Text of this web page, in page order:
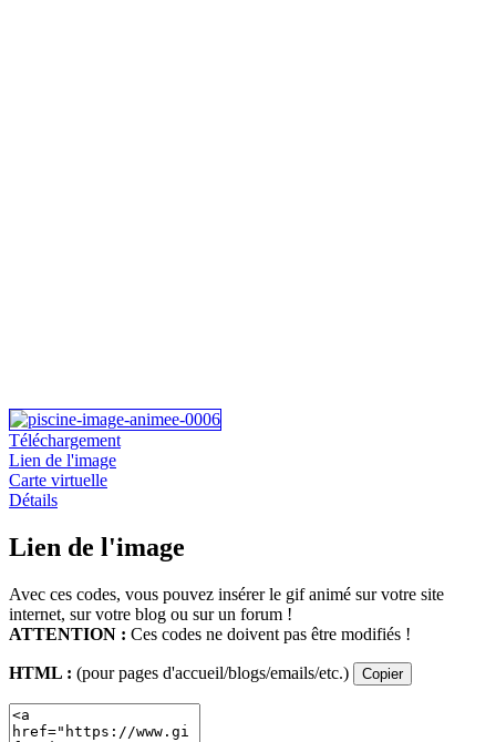
Téléchargement
Lien de l'image
Carte virtuelle
Détails
Lien de l'image
Avec ces codes, vous pouvez insérer le gif animé sur votre site
internet, sur votre blog ou sur un forum !
ATTENTION : Ces codes ne doivent pas être modifiés !
HTML : (pour pages d'accueil/blogs/emails/etc.) Copier